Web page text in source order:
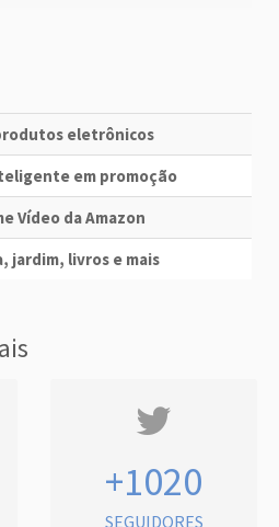
eletrônicos
em promoção
Vídeo da Amazon
jardim, livros e mais
+1020
SEGUIDORES